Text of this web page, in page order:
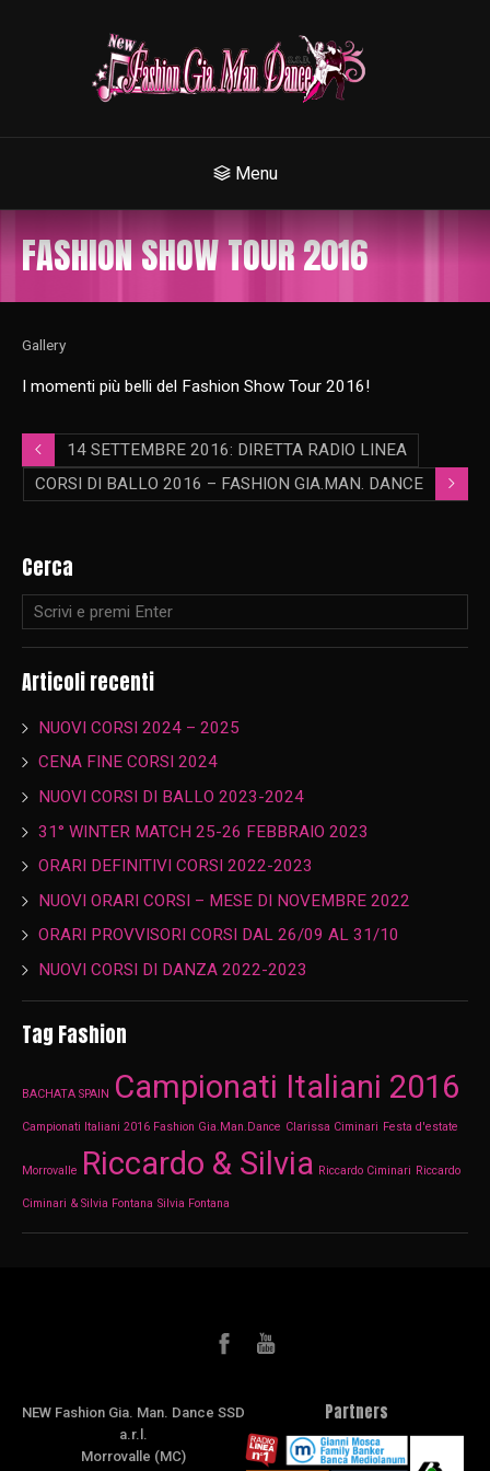
Menu
FASHION SHOW TOUR 2016
Gallery
I momenti più belli del Fashion Show Tour 2016!
14 SETTEMBRE 2016: DIRETTA RADIO LINEA
CORSI DI BALLO 2016 – FASHION GIA.MAN. DANCE
Cerca
Articoli recenti
NUOVI CORSI 2024 – 2025
CENA FINE CORSI 2024
NUOVI CORSI DI BALLO 2023-2024
31° WINTER MATCH 25-26 FEBBRAIO 2023
ORARI DEFINITIVI CORSI 2022-2023
NUOVI ORARI CORSI – MESE DI NOVEMBRE 2022
ORARI PROVVISORI CORSI DAL 26/09 AL 31/10
NUOVI CORSI DI DANZA 2022-2023
Tag Fashion
BACHATA SPAIN Campionati Italiani 2016
Campionati Italiani 2016 Fashion Gia.Man.Dance Clarissa Ciminari Festa d'estate
Morrovalle Riccardo & Silvia Riccardo Ciminari Riccardo
Ciminari & Silvia Fontana Silvia Fontana
NEW Fashion Gia. Man. Dance SSD
a.r.l.
Morrovalle (MC)
Partners